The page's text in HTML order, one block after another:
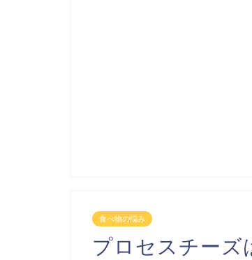
食べ物の悩み
プロセスチーズ